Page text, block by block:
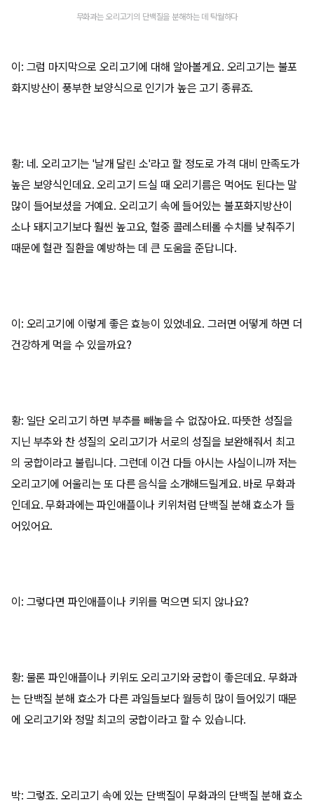
무화과는 오리고기의 단백질을 분해하는 데 탁월하다
이: 그럼 마지막으로 오리고기에 대해 알아볼게요. 오리고기는 불포
화지방산이 풍부한 보양식으로 인기가 높은 고기 종류죠.
황: 네. 오리고기는 '날개 달린 소'라고 할 정도로 가격 대비 만족도가
높은 보양식인데요. 오리고기 드실 때 오리기름은 먹어도 된다는 말
많이 들어보셨을 거예요. 오리고기 속에 들어있는 불포화지방산이
소나 돼지고기보다 훨씬 높고요, 혈중 콜레스테롤 수치를 낮춰주기
때문에 혈관 질환을 예방하는 데 큰 도움을 준답니다.
이: 오리고기에 이렇게 좋은 효능이 있었네요. 그러면 어떻게 하면 더
건강하게 먹을 수 있을까요?
황: 일단 오리고기 하면 부추를 빼놓을 수 없잖아요. 따뜻한 성질을
지닌 부추와 찬 성질의 오리고기가 서로의 성질을 보완해줘서 최고
의 궁합이라고 불립니다. 그런데 이건 다들 아시는 사실이니까 저는
오리고기에 어울리는 또 다른 음식을 소개해드릴게요. 바로 무화과
인데요. 무화과에는 파인애플이나 키위처럼 단백질 분해 효소가 들
어있어요.
이: 그렇다면 파인애플이나 키위를 먹으면 되지 않나요?
황: 물론 파인애플이나 키위도 오리고기와 궁합이 좋은데요. 무화과
는 단백질 분해 효소가 다른 과일들보다 월등히 많이 들어있기 때문
에 오리고기와 정말 최고의 궁합이라고 할 수 있습니다.
박: 그렇죠. 오리고기 속에 있는 단백질이 무화과의 단백질 분해 효소